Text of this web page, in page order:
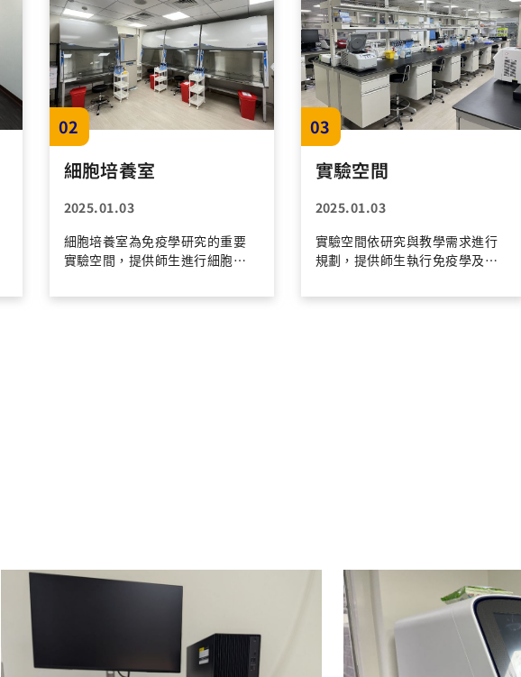
02
細胞培養室
2025.01.03
細胞培養室為免疫學研究的重要
實驗空間，提供師生進行細胞培
妥善的空間規劃與標準化管理，
03
實驗空間
2025.01.03
實驗空間依研究與教學需求進行
規劃，提供師生執行免疫學及生
研究團隊進行樣本處理、實驗分